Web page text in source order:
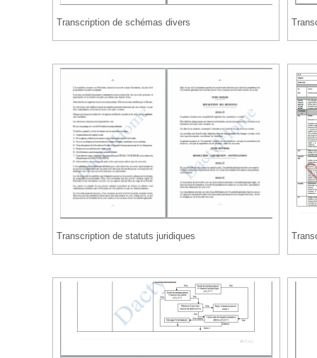
Transcription de schémas divers
Transcription de statuts juridiques